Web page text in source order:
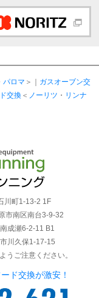
パロマ ＞｜ ガスオーブン交
交換 ＜ ノーリツ ・ リンナ
川町1-13-2 1F
市南区南台3-9-32
成瀬6-2-11 B1
川久保1-17-15
うご注意ください。
ド交換が激安！